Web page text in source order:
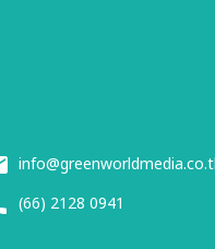
(66) 2128 0941